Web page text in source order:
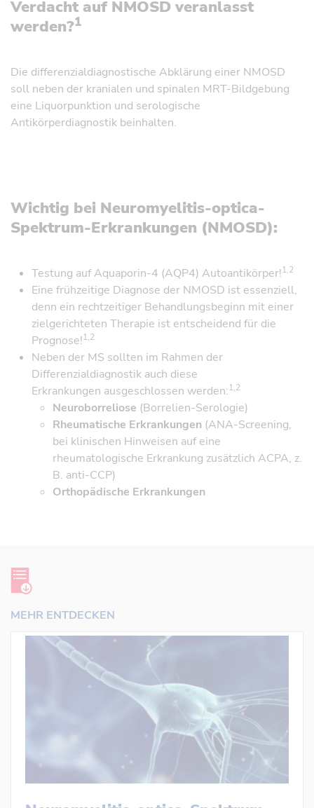
Verdacht auf NMOSD veranlasst
werden?1
Die differenzialdiagnostische Abklärung einer NMOSD
soll neben der kranialen und spinalen MRT-Bildgebung
eine Liquorpunktion und serologische
Antikörperdiagnostik beinhalten.
Wichtig bei Neuromyelitis-optica-
Spektrum-Erkrankungen (NMOSD):
Testung auf Aquaporin-4 (AQP4) Autoantikörper!1,2
Eine frühzeitige Diagnose der NMOSD ist essenziell,
denn ein rechtzeitiger Behandlungsbeginn mit einer
zielgerichteten Therapie ist entscheidend für die
Prognose!1,2
Neben der MS sollten im Rahmen der
Differenzialdiagnostik auch diese
Erkrankungen ausgeschlossen werden:1,2
Neuroborreliose (Borrelien-Serologie)
Rheumatische Erkrankungen (ANA-Screening,
bei klinischen Hinweisen auf eine
rheumatologische Erkrankung zusätzlich ACPA, z.
B. anti-CCP)
Orthopädische Erkrankungen
MEHR ENTDECKEN